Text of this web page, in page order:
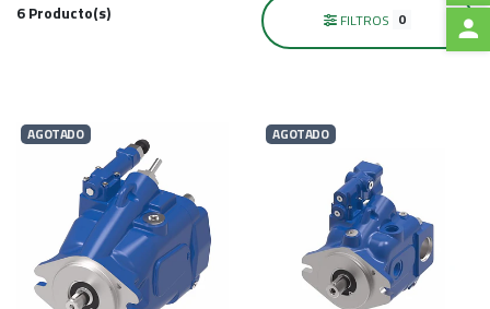
6 Producto(s) FILTROS 0
AGOTADO AGOTADO